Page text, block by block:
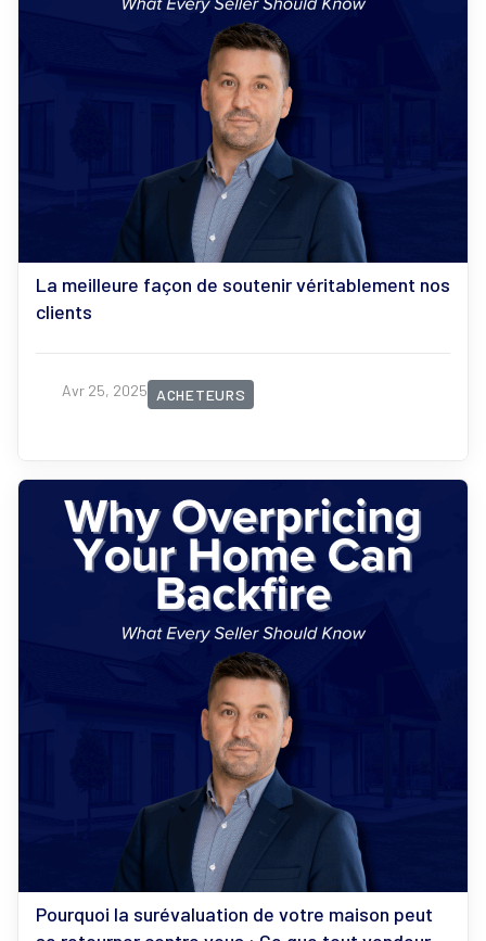
La meilleure façon de soutenir véritablement nos
clients
Avr 25, 2025 ACHETEURS
Pourquoi la surévaluation de votre maison peut